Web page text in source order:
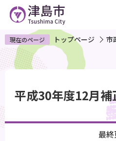
ペ
ー
ジ
で
す
現在のページ トップページ 市
平成30年度12月補
最